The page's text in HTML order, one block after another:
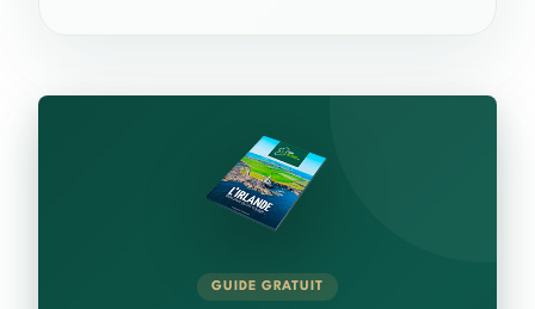
GUIDE GRATUIT